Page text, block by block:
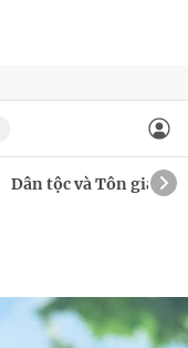
Dân tộc và Tôn giáo